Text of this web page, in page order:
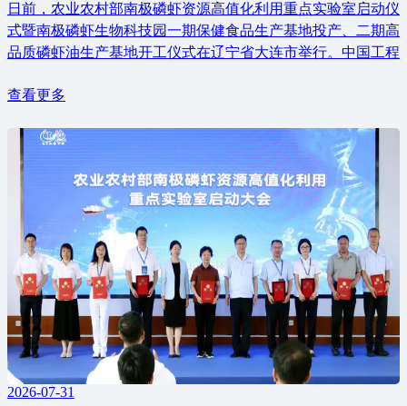
日前，农业农村部南极磷虾资源高值化利用重点实验室启动仪
式暨南极磷虾生物科技园一期保健食品生产基地投产、二期高
品质磷虾油生产基地开工仪式在辽宁省大连市举行。中国工程
查看更多
2026-07-31